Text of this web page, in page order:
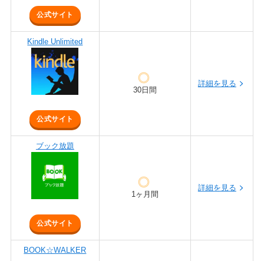
公式サイト
Kindle Unlimited
公式サイト
30日間
詳細を見る
ブック放題
公式サイト
1ヶ月間
詳細を見る
BOOK☆WALKER